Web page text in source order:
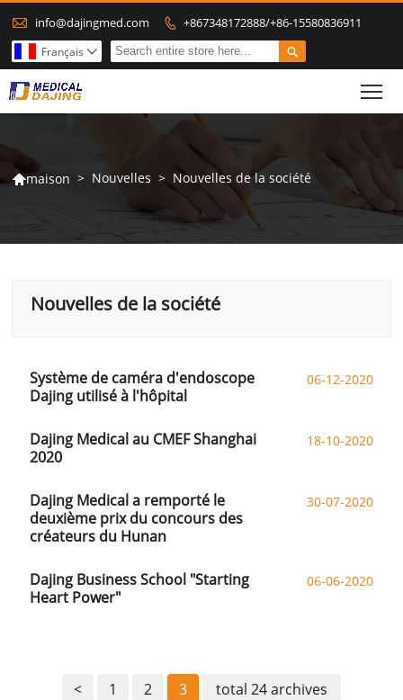
 info@dajingmed.com  +867348172888/+86-15580836911

Français 
maison > Nouvelles > Nouvelles de la société
Nouvelles de la société
06-12-2020
Système de caméra d'endoscope
Dajing utilisé à l'hôpital
18-10-2020
Dajing Medical au CMEF Shanghai
2020
30-07-2020
Dajing Medical a remporté le
deuxième prix du concours des
créateurs du Hunan
06-06-2020
Dajing Business School "Starting
Heart Power"
< 1 2 3 total 24 archives